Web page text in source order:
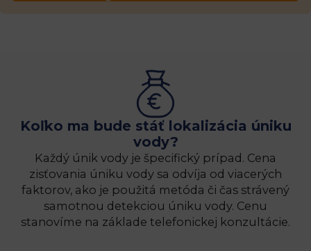
Koľko ma bude stáť lokalizácia úniku
vody?
Každý únik vody je špecifický prípad. Cena
zisťovania úniku vody sa odvíja od viacerých
faktorov, ako je použitá metóda či čas strávený
samotnou detekciou úniku vody. Cenu
stanovíme na základe telefonickej konzultácie.